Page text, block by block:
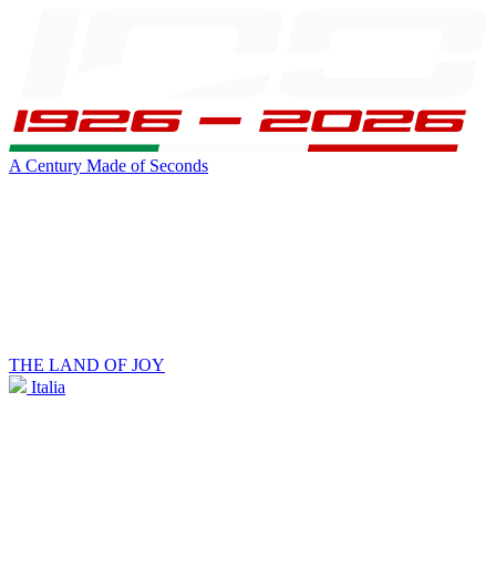
A Century Made of Seconds
THE LAND OF JOY
Italia